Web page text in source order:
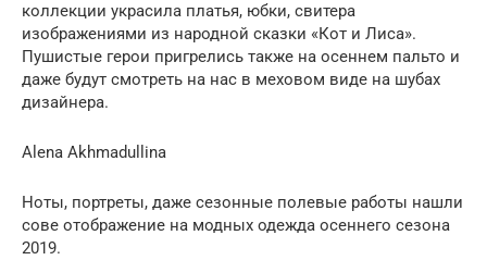
коллекции украсила платья, юбки, свитера
изображениями из народной сказки «Кот и Лиса».
Пушистые герои пригрелись также на осеннем пальто и
даже будут смотреть на нас в меховом виде на шубах
дизайнера.
Alena Akhmadullina
Ноты, портреты, даже сезонные полевые работы нашли
сове отображение на модных одежда осеннего сезона
2019.